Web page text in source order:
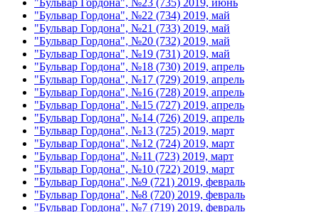
"Бульвар Гордона", №22 (734) 2019, май
"Бульвар Гордона", №21 (733) 2019, май
"Бульвар Гордона", №20 (732) 2019, май
"Бульвар Гордона", №19 (731) 2019, май
"Бульвар Гордона", №18 (730) 2019, апрель
"Бульвар Гордона", №17 (729) 2019, апрель
"Бульвар Гордона", №16 (728) 2019, апрель
"Бульвар Гордона", №15 (727) 2019, апрель
"Бульвар Гордона", №14 (726) 2019, апрель
"Бульвар Гордона", №13 (725) 2019, март
"Бульвар Гордона", №12 (724) 2019, март
"Бульвар Гордона", №11 (723) 2019, март
"Бульвар Гордона", №10 (722) 2019, март
"Бульвар Гордона", №9 (721) 2019, февраль
"Бульвар Гордона", №8 (720) 2019, февраль
"Бульвар Гордона", №7 (719) 2019, февраль